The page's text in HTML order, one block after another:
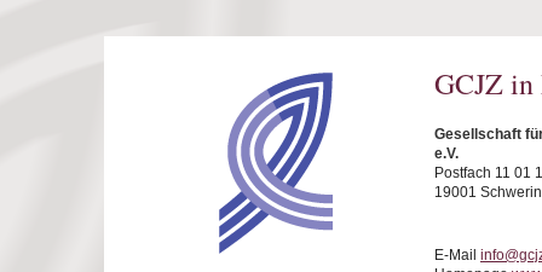
GCJZ in
Gesellschaft
e.V.
Postfach 11 01
19001 Schwerin
E-Mail